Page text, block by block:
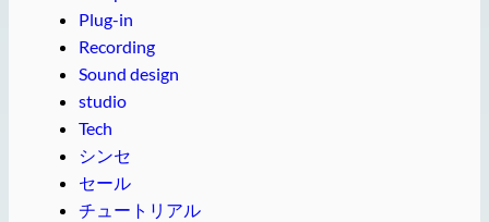
Plug-in
Recording
Sound design
studio
Tech
シンセ
セール
チュートリアル